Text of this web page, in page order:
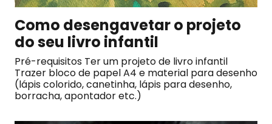
Como desengavetar o projeto
do seu livro infantil
Pré-requisitos Ter um projeto de livro infantil
Trazer bloco de papel A4 e material para desenho
(lápis colorido, canetinha, lápis para desenho,
borracha, apontador etc.)